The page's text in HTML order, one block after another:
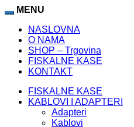
MENU
NASLOVNA
O NAMA
SHOP – Trgovina
FISKALNE KASE
KONTAKT
FISKALNE KASE
KABLOVI I ADAPTERI
Adapteri
Kablovi